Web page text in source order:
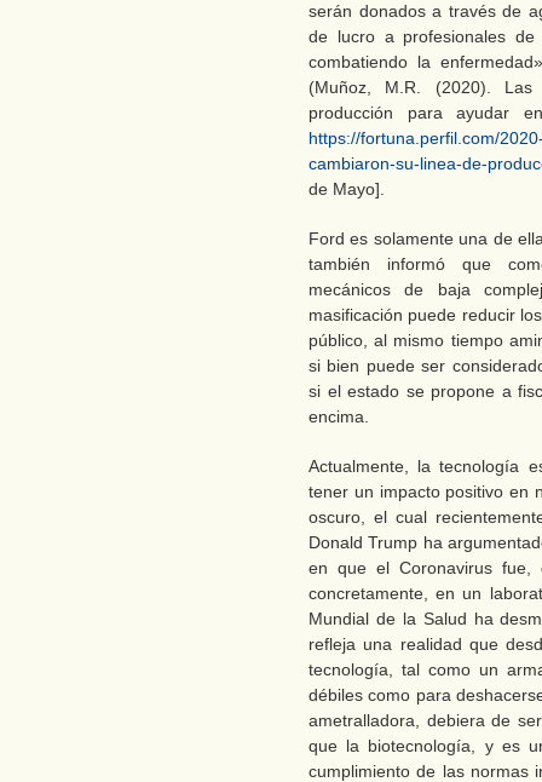
serán donados a través de
de lucro a profesionales
combatiendo la
(Muñoz, M.R. (2020).
producción para ayudar
https://fortuna.perfil.com/
cambiaron-su-linea-de-
de Mayo].
Ford es solamente una de
también informó que
mecánicos de baja
masificación puede reducir
público, al mismo tiempo
si bien puede ser
si el estado se propone a
encima.
Actualmente, la tecnología
tener un impacto positivo en
oscuro, el cual
Donald Trump ha
en que el Coronavirus fue,
concretamente, en un
Mundial de la Salud ha
refleja una realidad que
tecnología, tal como un
débiles como para
ametralladora, debiera de
que la biotecnología, y es
cumplimiento de las normas